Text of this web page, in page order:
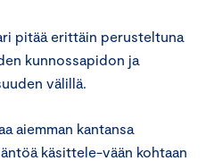
pitää erittäin perusteltuna
kunnossapidon ja
välillä.
aiemman kantansa
käsittele-vään kohtaan